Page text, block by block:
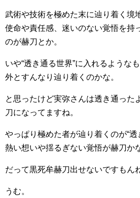
武術や技術を極めた末に辿り着く境
使命や責任感、迷いのない覚悟を持
のが赫刀とか。
いや“透き通る世界”に入れるような
外とすんなり辿り着くのかな。
と思ったけど実弥さんは透き通った
刀になってますね。
やっぱり極めた者が辿り着くのが“透
熱い想いや揺るぎない覚悟が赫刀か
だって黒死牟赫刀出せないですもん
うむ。